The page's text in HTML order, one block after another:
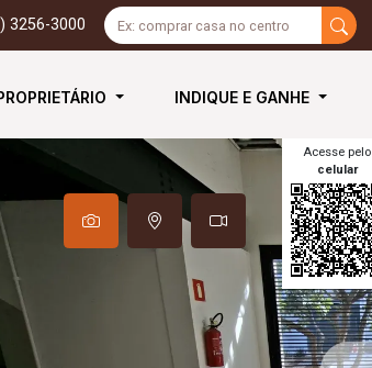
3256-3000
INDIQUE E GANHE
Acesse pelo
celular